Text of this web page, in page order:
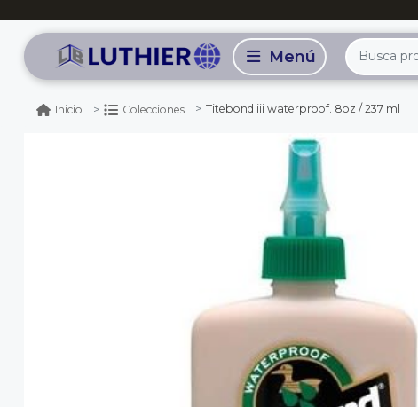
Inicio Colecciones Titebond iii waterproof. 8oz / 237 ml